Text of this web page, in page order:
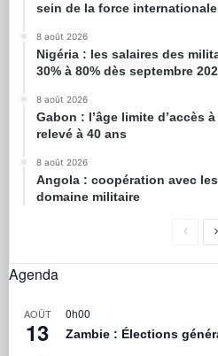
sein de la force internationale
8 août 2026
Nigéria : les salaires des
30% à 80% dès septembre
8 août 2026
Gabon : l’âge limite d’accès
relevé à 40 ans
8 août 2026
Angola : coopération avec
domaine militaire
Agenda
AOÛT
13
0h00
Zambie : Élections